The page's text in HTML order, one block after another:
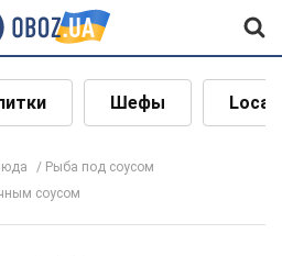
Шефы Local
Рыба под соусом
соусом